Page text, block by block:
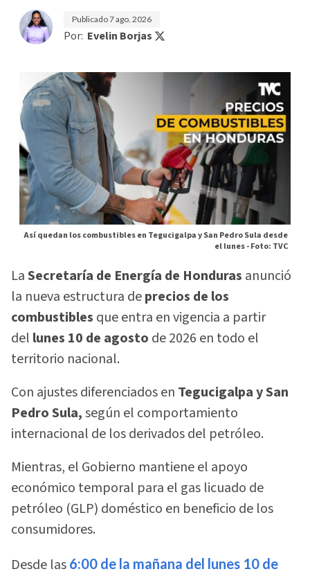
Publicado7 ago. 2026
Por: Evelin Borjas
Así quedan los combustibles en Tegucigalpa y San Pedro Sula desde
el lunes -Foto: TVC
LaSecretaría de Energía de Honduras anunció
la nueva estructura deprecios de los
combustibles que entra en vigencia a partir
del lunes 10 de agosto de 2026 en todo el
territorio nacional.
Con ajustes diferenciados en Tegucigalpa y San
Pedro Sula,según el comportamiento
internacional de los derivados del petróleo.
Mientras, el Gobierno mantiene el apoyo
económico temporal para el gas licuado de
petróleo (GLP) doméstico en beneficio de los
consumidores.
Desde las 6:00 de la mañana del lunes 10 de